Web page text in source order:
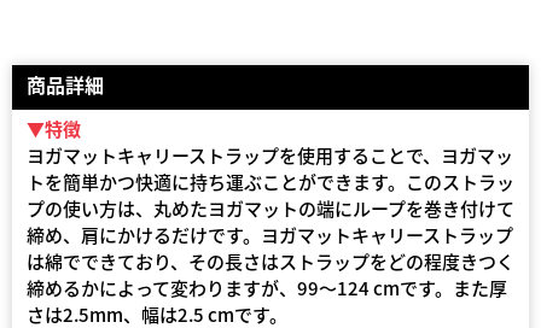
商品詳細
▼特徴
ヨガマットキャリーストラップを使用することで、ヨガマッ
トを簡単かつ快適に持ち運ぶことができます。このストラッ
プの使い方は、丸めたヨガマットの端にループを巻き付けて
締め、肩にかけるだけです。ヨガマットキャリーストラップ
は綿でできており、その長さはストラップをどの程度きつく
締めるかによって変わりますが、99～124 cmです。また厚
さは2.5mm、幅は2.5 cmです。